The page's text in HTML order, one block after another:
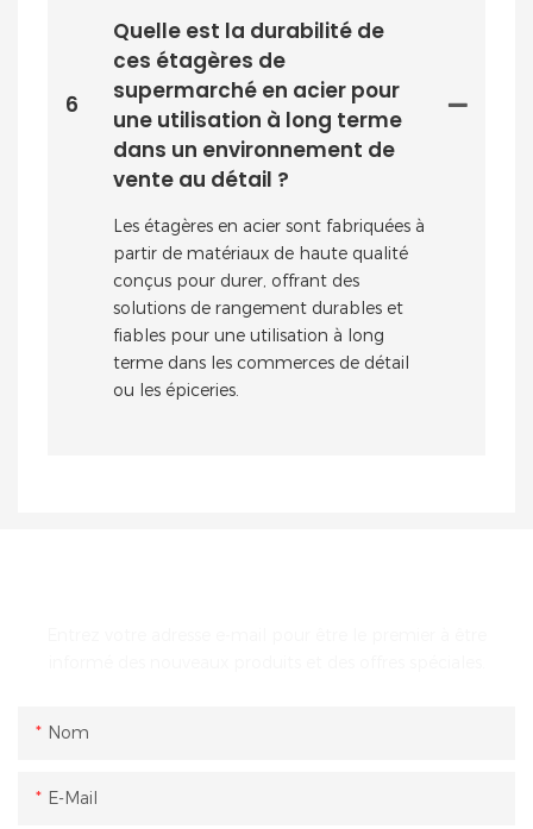
6
Quelle est la durabilité de
ces étagères de
supermarché en acier pour
une utilisation à long terme
dans un environnement de
vente au détail ?
Les étagères en acier sont fabriquées à
partir de matériaux de haute qualité
conçus pour durer, offrant des
solutions de rangement durables et
fiables pour une utilisation à long
terme dans les commerces de détail
ou les épiceries.
Nom
E-Mail